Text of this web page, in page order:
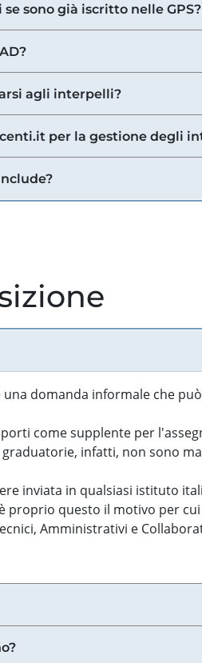
sono già iscritto nelle GPS?
agli interpelli?
per la gestione degli
una domanda informale che
come supplente per
infatti, non sono
inviata in qualsiasi istituto
proprio questo il motivo per
Amministrativi e